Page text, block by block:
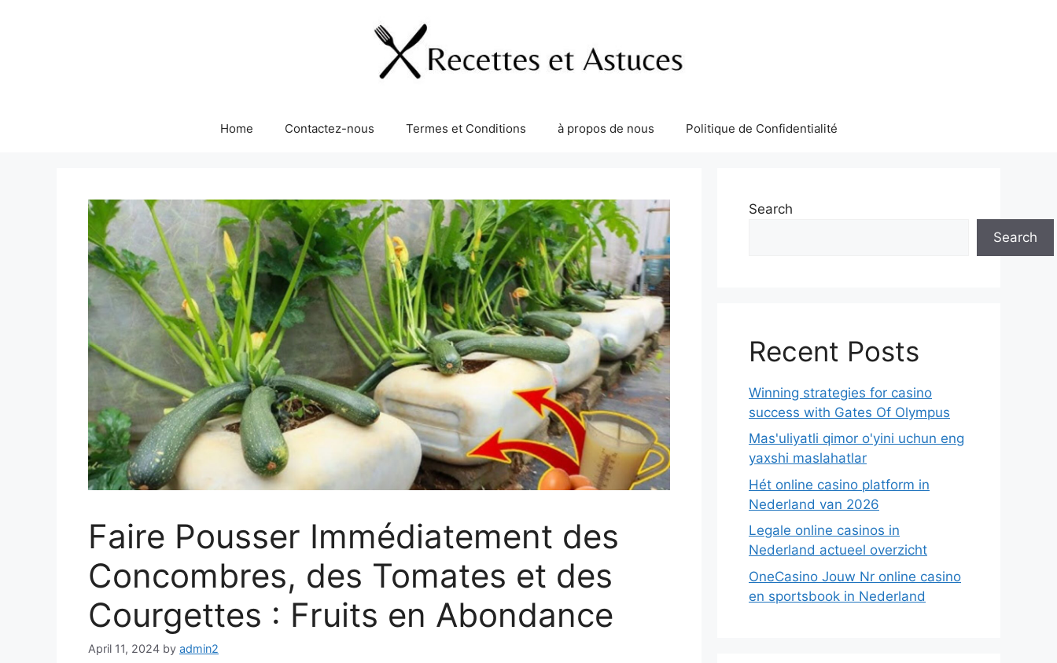
Home Contactez-nous Termes et Conditions à propos de nous Politique de Confidentialité
Faire Pousser Immédiatement des
Concombres, des Tomates et des
Courgettes : Fruits en Abondance
April 11, 2024 by admin2
Search
Search
Recent Posts
Winning strategies for casino
success with Gates Of Olympus
Mas'uliyatli qimor o'yini uchun eng
yaxshi maslahatlar
Hét online casino platform in
Nederland van 2026
Legale online casinos in
Nederland actueel overzicht
OneCasino Jouw Nr online casino
en sportsbook in Nederland